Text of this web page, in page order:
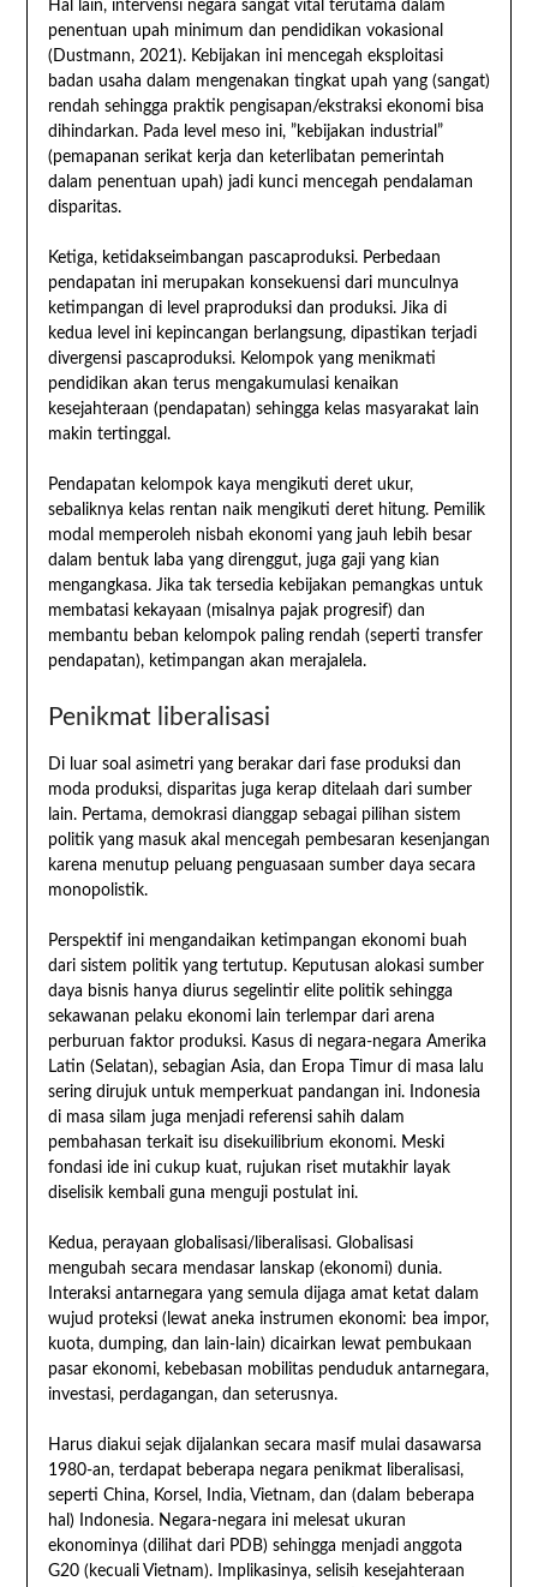
Hal lain, intervensi negara sangat vital terutama dalam
penentuan upah minimum dan pendidikan vokasional
(Dustmann, 2021). Kebijakan ini mencegah eksploitasi
badan usaha dalam mengenakan tingkat upah yang (sangat)
rendah sehingga praktik pengisapan/ekstraksi ekonomi bisa
dihindarkan. Pada level meso ini, ”kebijakan industrial”
(pemapanan serikat kerja dan keterlibatan pemerintah
dalam penentuan upah) jadi kunci mencegah pendalaman
disparitas.
Ketiga, ketidakseimbangan pascaproduksi. Perbedaan
pendapatan ini merupakan konsekuensi dari munculnya
ketimpangan di level praproduksi dan produksi. Jika di
kedua level ini kepincangan berlangsung, dipastikan terjadi
divergensi pascaproduksi. Kelompok yang menikmati
pendidikan akan terus mengakumulasi kenaikan
kesejahteraan (pendapatan) sehingga kelas masyarakat lain
makin tertinggal.
Pendapatan kelompok kaya mengikuti deret ukur,
sebaliknya kelas rentan naik mengikuti deret hitung. Pemilik
modal memperoleh nisbah ekonomi yang jauh lebih besar
dalam bentuk laba yang direnggut, juga gaji yang kian
mengangkasa. Jika tak tersedia kebijakan pemangkas untuk
membatasi kekayaan (misalnya pajak progresif) dan
membantu beban kelompok paling rendah (seperti transfer
pendapatan), ketimpangan akan merajalela.
Penikmat liberalisasi
Di luar soal asimetri yang berakar dari fase produksi dan
moda produksi, disparitas juga kerap ditelaah dari sumber
lain. Pertama, demokrasi dianggap sebagai pilihan sistem
politik yang masuk akal mencegah pembesaran kesenjangan
karena menutup peluang penguasaan sumber daya secara
monopolistik.
Perspektif ini mengandaikan ketimpangan ekonomi buah
dari sistem politik yang tertutup. Keputusan alokasi sumber
daya bisnis hanya diurus segelintir elite politik sehingga
sekawanan pelaku ekonomi lain terlempar dari arena
perburuan faktor produksi. Kasus di negara-negara Amerika
Latin (Selatan), sebagian Asia, dan Eropa Timur di masa lalu
sering dirujuk untuk memperkuat pandangan ini. Indonesia
di masa silam juga menjadi referensi sahih dalam
pembahasan terkait isu disekuilibrium ekonomi. Meski
fondasi ide ini cukup kuat, rujukan riset mutakhir layak
diselisik kembali guna menguji postulat ini.
Kedua, perayaan globalisasi/liberalisasi. Globalisasi
mengubah secara mendasar lanskap (ekonomi) dunia.
Interaksi antarnegara yang semula dijaga amat ketat dalam
wujud proteksi (lewat aneka instrumen ekonomi: bea impor,
kuota, dumping, dan lain-lain) dicairkan lewat pembukaan
pasar ekonomi, kebebasan mobilitas penduduk antarnegara,
investasi, perdagangan, dan seterusnya.
Harus diakui sejak dijalankan secara masif mulai dasawarsa
1980-an, terdapat beberapa negara penikmat liberalisasi,
seperti China, Korsel, India, Vietnam, dan (dalam beberapa
hal) Indonesia. Negara-negara ini melesat ukuran
ekonominya (dilihat dari PDB) sehingga menjadi anggota
G20 (kecuali Vietnam). Implikasinya, selisih kesejahteraan